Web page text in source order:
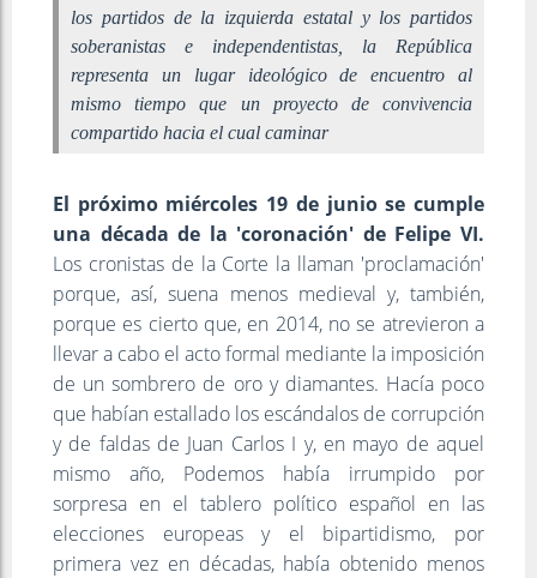
los partidos de la izquierda estatal y los partidos
soberanistas e independentistas, la República
representa un lugar ideológico de encuentro al
mismo tiempo que un proyecto de convivencia
compartido hacia el cual caminar
El próximo miércoles 19 de junio se cumple
una década de la 'coronación' de Felipe VI.
Los cronistas de la Corte la llaman 'proclamación'
porque, así, suena menos medieval y, también,
porque es cierto que, en 2014, no se atrevieron a
llevar a cabo el acto formal mediante la imposición
de un sombrero de oro y diamantes. Hacía poco
que habían estallado los escándalos de corrupción
y de faldas de Juan Carlos I y, en mayo de aquel
mismo año, Podemos había irrumpido por
sorpresa en el tablero político español en las
elecciones europeas y el bipartidismo, por
primera vez en décadas, había obtenido menos